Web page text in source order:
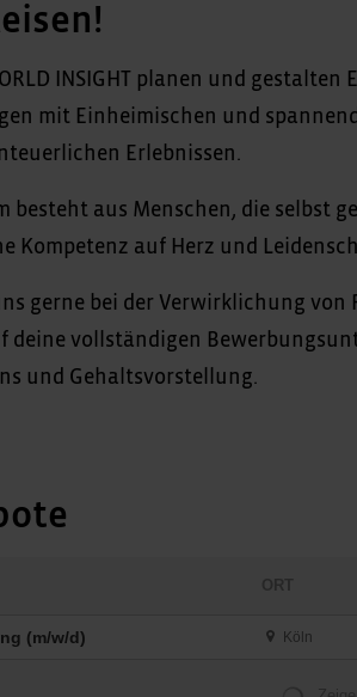
INSIGHT planen und
mit Einheimischen und
Erlebnissen.
besteht aus Menschen, die selbst
Kompetenz auf Herz und
gerne bei der Verwirklichung
deine vollständigen
und Gehaltsvorstellung.